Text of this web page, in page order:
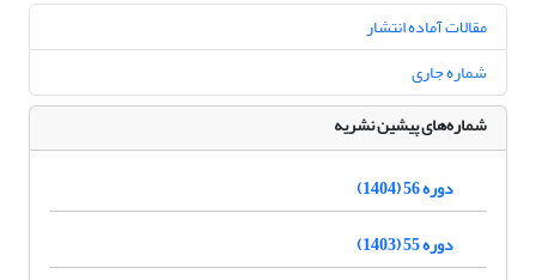
مقالات آماده انتشار
شماره جاری
شماره‌های پیشین نشریه
دوره 56 (1404)
دوره 55 (1403)